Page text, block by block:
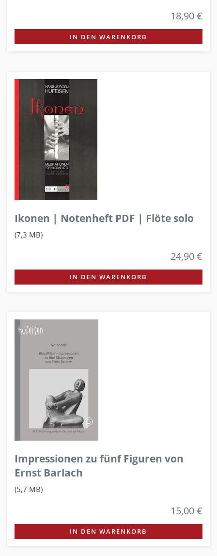
18,90 €
IN DEN WARENKORB
Ikonen | Notenheft PDF | Flöte solo
(7,3 MB)
24,90 €
IN DEN WARENKORB
Impressionen zu fünf Figuren von
Ernst Barlach
(5,7 MB)
15,00 €
IN DEN WARENKORB